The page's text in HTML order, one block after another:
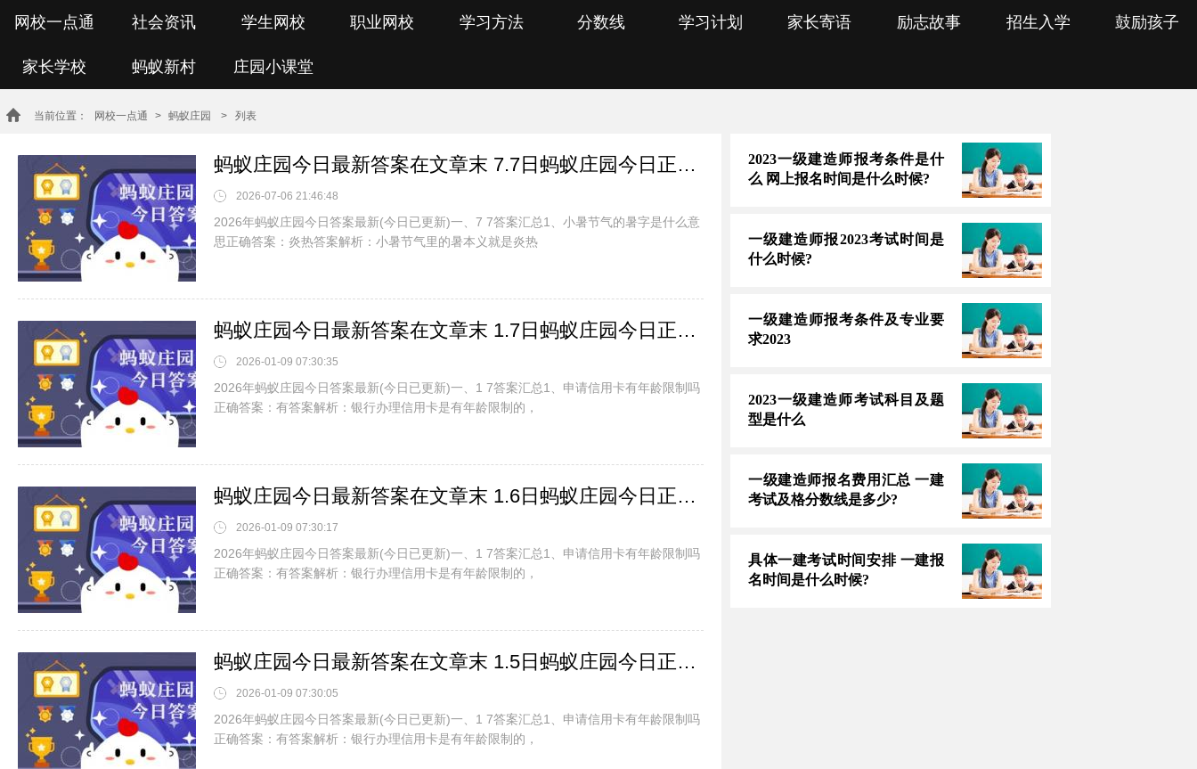
网校一点通 社会资讯 学生网校 职业网校 学习方法 分数线 学习计划 家长寄语 励志故事 招生入学 鼓励孩子
家长学校 蚂蚁新村 庄园小课堂
当前位置： 网校一点通 > 蚂蚁庄园 > 列表
蚂蚁庄园今日最新答案在文章末 7.7日蚂蚁庄园今日正确答案汇总
2026-07-06 21:46:48
2026年蚂蚁庄园今日答案最新(今日已更新)一、7 7答案汇总1、小暑节气的暑字是什么意
思正确答案：炎热答案解析：小暑节气里的暑本义就是炎热
蚂蚁庄园今日最新答案在文章末 1.7日蚂蚁庄园今日正确答案汇总
2026-01-09 07:30:35
2026年蚂蚁庄园今日答案最新(今日已更新)一、1 7答案汇总1、申请信用卡有年龄限制吗
正确答案：有答案解析：银行办理信用卡是有年龄限制的，
蚂蚁庄园今日最新答案在文章末 1.6日蚂蚁庄园今日正确答案汇总
2026-01-09 07:30:17
2026年蚂蚁庄园今日答案最新(今日已更新)一、1 7答案汇总1、申请信用卡有年龄限制吗
正确答案：有答案解析：银行办理信用卡是有年龄限制的，
蚂蚁庄园今日最新答案在文章末 1.5日蚂蚁庄园今日正确答案汇总
2026-01-09 07:30:05
2026年蚂蚁庄园今日答案最新(今日已更新)一、1 7答案汇总1、申请信用卡有年龄限制吗
正确答案：有答案解析：银行办理信用卡是有年龄限制的，
2023一级建造师报考条件是什
么 网上报名时间是什么时候?
一级建造师报2023考试时间是
什么时候?
一级建造师报考条件及专业要
求2023
2023一级建造师考试科目及题
型是什么
一级建造师报名费用汇总 一建
考试及格分数线是多少?
具体一建考试时间安排 一建报
名时间是什么时候?